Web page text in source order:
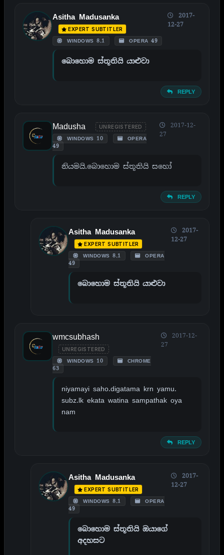
Asitha Madusanka
EXPERT SUBTITLER
WINDOWS 8.1 OPERA 49
2017-
12-27
බොහොම ස්තූතියි යාළුවා
REPLY
Madusha UNREGISTERED
WINDOWS 10
OPERA
49
2017-12-
27
නියමයි.බොහොම ස්තූතියි සහෝ
REPLY
Asitha Madusanka
EXPERT SUBTITLER
WINDOWS 8.1
OPERA
49
2017-
12-27
බොහොම ස්තූතියි යාළුවා
wmcsubhash
UNREGISTERED
WINDOWS 10
CHROME
63
2017-12-
27
niyamayi saho.digatama krn yamu.
subz.lk ekata watina sampathak oya
nam
REPLY
Asitha Madusanka
EXPERT SUBTITLER
WINDOWS 8.1
OPERA
49
2017-
12-27
බොහොම ස්තූතියි ඔයාගේ
අදහසට